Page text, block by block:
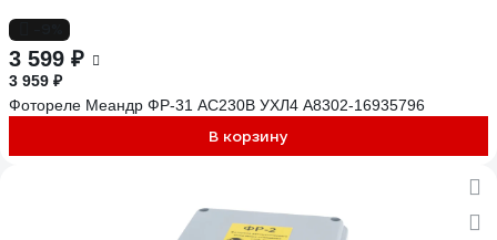
3 599 ₽
3 959 ₽
Фотореле Меандр ФР-31 AC230В УХЛ4 A8302-16935796
В корзину